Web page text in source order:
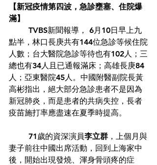
【新冠疫情第四波，急診壅塞、住院爆
滿】
點半，林口長庚共有144位急診等候住院
人數；台大醫院急診等待也有102人；三
總也有34人且已通報滿床；高雄長庚84
人；亞東醫院45人。中國附醫副院長黃
高彬指出，絕大部分急診患者不是因為
新冠肺炎，而是患者的共病失控，長者
疫苗施打率應盡速在夏季時提高。
	71歲的資深演員
李立群 ，上個月與
妻子前往中國出席活動，回到上海家中
後，開始出現發燒、渾身骨頭疼的症